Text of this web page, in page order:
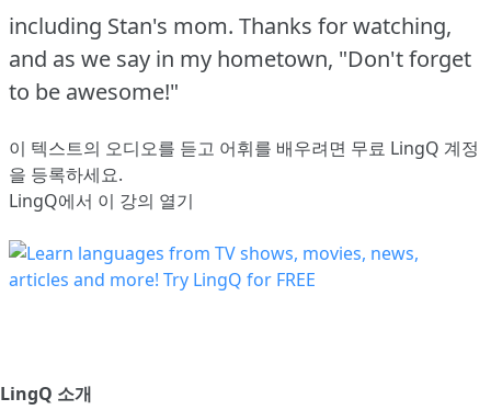
including Stan's mom. Thanks for watching,
and as we say in my hometown, "Don't forget
to be awesome!"
이 텍스트의 오디오를 듣고 어휘를 배우려면 무료 LingQ 계정
을 등록하세요.
LingQ에서 이 강의 열기
LingQ 소개